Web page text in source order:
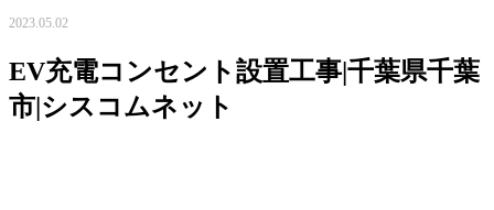
2023.05.02
EV充電コンセント設置工事|千葉県千葉
市|シスコムネット